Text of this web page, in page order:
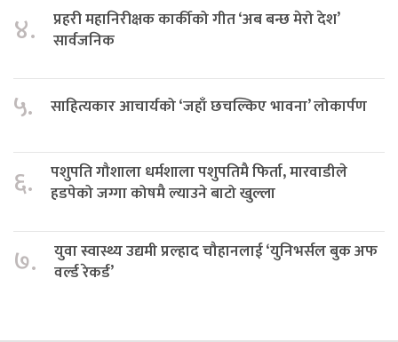
४.
प्रहरी महानिरीक्षक कार्कीको गीत ‘अब बन्छ मेरो देश’
सार्वजनिक
५. साहित्यकार आचार्यको ‘जहाँ छचल्किए भावना’ लोकार्पण
६.
पशुपति गौशाला धर्मशाला पशुपतिमै फिर्ता, मारवाडीले
हडपेको जग्गा कोषमै ल्याउने बाटो खुल्ला
७.
युवा स्वास्थ्य उद्यमी प्रल्हाद चौहानलाई ‘युनिभर्सल बुक अफ
वर्ल्ड रेकर्ड’